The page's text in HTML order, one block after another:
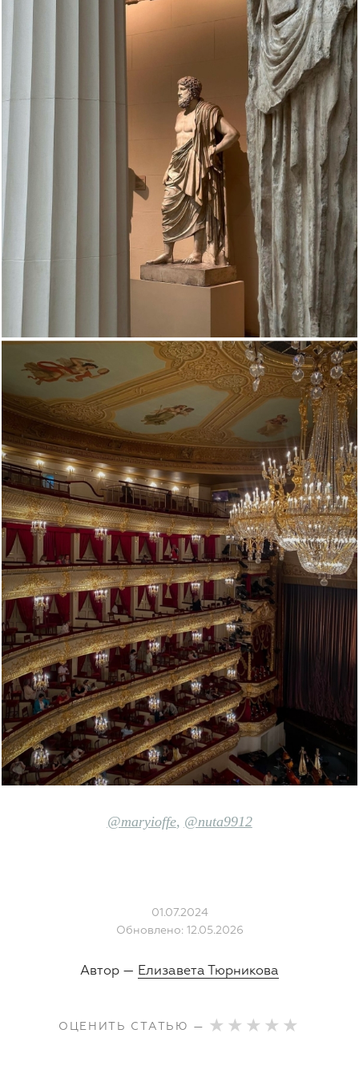
@maryioffe, @nuta9912
01.07.2024
Обновлено: 12.05.2026
Автор — Елизавета Тюрникова
ОЦЕНИТЬ СТАТЬЮ —